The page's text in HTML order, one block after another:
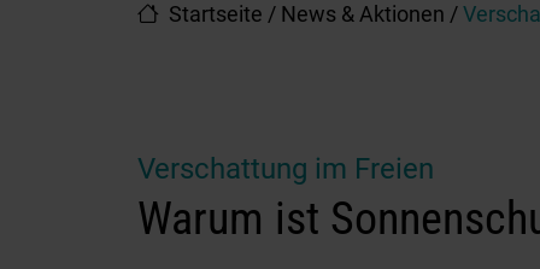
Startseite / News & Aktionen /
Verschattung im Freien
Warum ist